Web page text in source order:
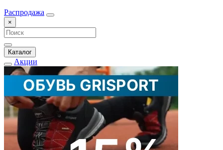
Распродажа
×
Каталог
Акции